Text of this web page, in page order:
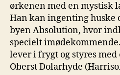
ørkenen med en mystisk
Han kan ingenting huske
byen Absolution, hvor
specielt
lever i frygt og styres
Oberst Dolarhyde